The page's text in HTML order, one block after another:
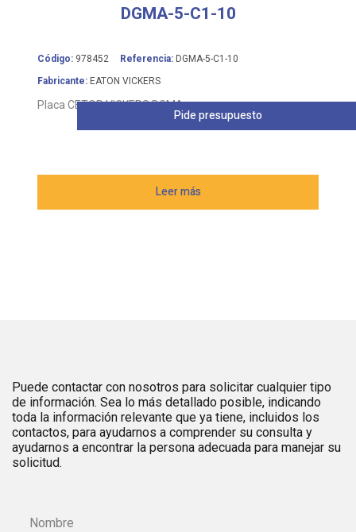
DGMA-5-C1-10
Código: 978452 Referencia: DGMA-5-C1-10
Fabricante: EATON VICKERS
Placa CETOP VICKERS DGMA
Leer más
Pide presupuesto
Puede contactar con nosotros para solicitar cualquier tipo
de información. Sea lo más detallado posible, indicando
toda la información relevante que ya tiene, incluidos los
contactos, para ayudarnos a comprender su consulta y
ayudarnos a encontrar la persona adecuada para manejar su
solicitud.